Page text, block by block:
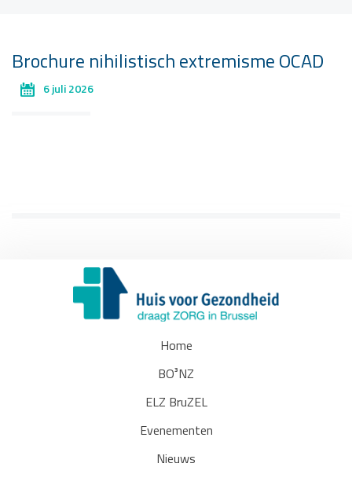
Brochure nihilistisch extremisme OCAD
6 juli 2026
Home
BO³NZ
ELZ BruZEL
Evenementen
Nieuws